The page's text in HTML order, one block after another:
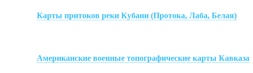
Карты притоков реки Кубани (Протока, Лаба, Белая)
Американские военные топографические карты Кавказа